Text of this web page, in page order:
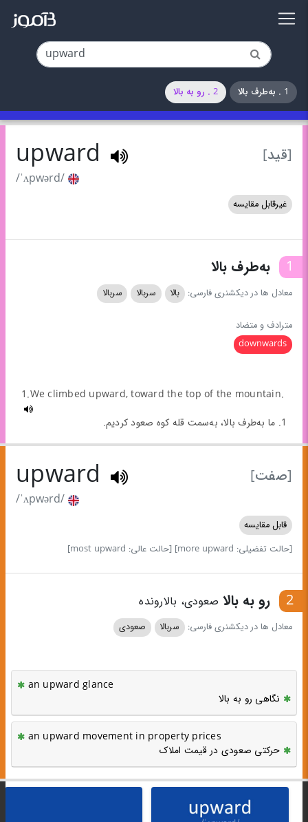
1 . به‌طرف بالا 2 . رو به بالا
[قید] upward
/ˈʌpwərd/
غیرقابل مقایسه
1 به‌طرف بالا
معادل ها در دیکشنری فارسی: بالا سربالا سربالا
مترادف و متضاد
downwards
1.We climbed upward, toward the top of the mountain.
1. ما به‌طرف بالا، به‌سمت قله کوه صعود کردیم.
[صفت] upward
/ˈʌpwərd/
قابل مقایسه
[حالت تفضیلی: more upward]
[حالت عالی: most upward]
2 رو به بالا صعودی، بالارونده
معادل ها در دیکشنری فارسی: سربالا صعودی
an upward glance
نگاهی رو به بالا
an upward movement in property prices
حرکتی صعودی در قیمت املاک